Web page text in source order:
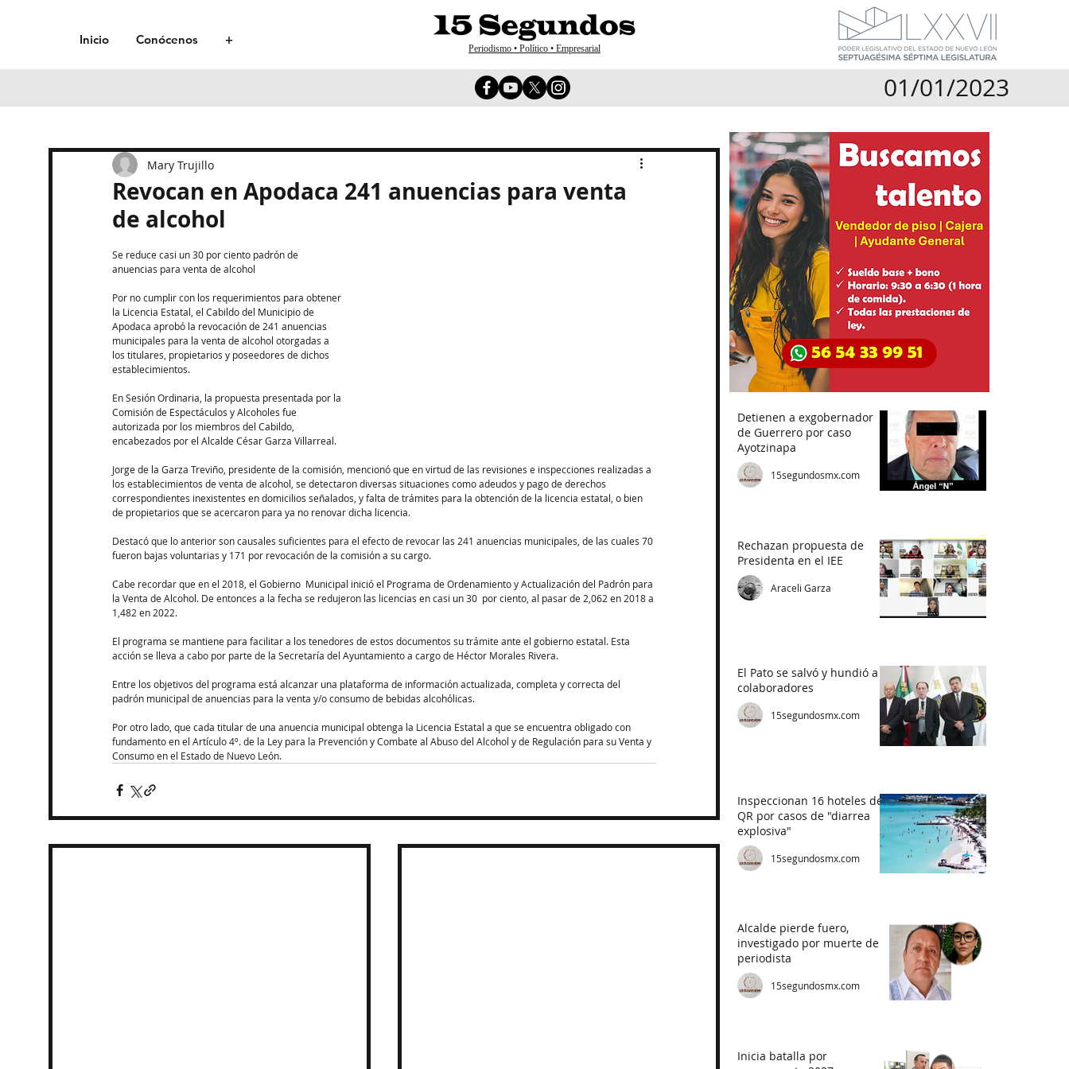
Inicio Conócenos +
Periodismo • Político • Empresarial
01/01/2023
Revocan en Apodaca 241 anuencias para venta
de alcohol
Mary Trujillo
Se reduce casi un 30 por ciento padrón de
anuencias para venta de alcohol
Por no cumplir con los requerimientos para obtener
la Licencia Estatal, el Cabildo del Municipio de
Apodaca aprobó la revocación de 241 anuencias
municipales para la venta de alcohol otorgadas a
los titulares, propietarios y poseedores de dichos
establecimientos.
En Sesión Ordinaria, la propuesta presentada por la
Comisión de Espectáculos y Alcoholes fue
autorizada por los miembros del Cabildo,
encabezados por el Alcalde César Garza Villarreal.
Jorge de la Garza Treviño, presidente de la comisión, mencionó que en virtud de las revisiones e inspecciones realizadas a
los establecimientos de venta de alcohol, se detectaron diversas situaciones como adeudos y pago de derechos
correspondientes inexistentes en domicilios señalados, y falta de trámites para la obtención de la licencia estatal, o bien
de propietarios que se acercaron para ya no renovar dicha licencia.
Destacó que lo anterior son causales suficientes para el efecto de revocar las 241 anuencias municipales, de las cuales 70
fueron bajas voluntarias y 171 por revocación de la comisión a su cargo.
Cabe recordar que en el 2018, el Gobierno  Municipal inició el Programa de Ordenamiento y Actualización del Padrón para
la Venta de Alcohol. De entonces a la fecha se redujeron las licencias en casi un 30  por ciento, al pasar de 2,062 en 2018 a
1,482 en 2022.
El programa se mantiene para facilitar a los tenedores de estos documentos su trámite ante el gobierno estatal. Esta
acción se lleva a cabo por parte de la Secretaría del Ayuntamiento a cargo de Héctor Morales Rivera.
Entre los objetivos del programa está alcanzar una plataforma de información actualizada, completa y correcta del
padrón municipal de anuencias para la venta y/o consumo de bebidas alcohólicas.
Por otro lado, que cada titular de una anuencia municipal obtenga la Licencia Estatal a que se encuentra obligado con
fundamento en el Artículo 4º. de la Ley para la Prevención y Combate al Abuso del Alcohol y de Regulación para su Venta y
Consumo en el Estado de Nuevo León.
Detienen a exgobernador
de Guerrero por caso
Ayotzinapa
15segundosmx.com
Rechazan propuesta de
Presidenta en el IEE
Araceli Garza
El Pato se salvó y hundió a
colaboradores
15segundosmx.com
Inspeccionan 16 hoteles de
QR por casos de "diarrea
explosiva"
15segundosmx.com
Alcalde pierde fuero,
investigado por muerte de
periodista
15segundosmx.com
Inicia batalla por